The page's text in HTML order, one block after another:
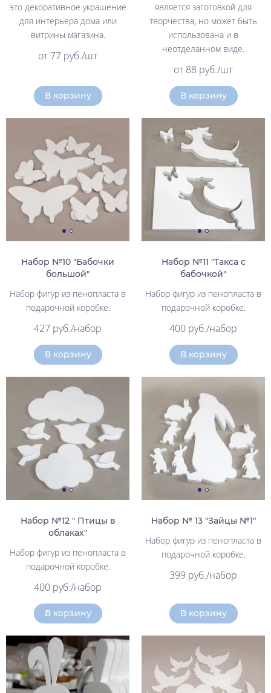
это декоративное украшение
для интерьера дома или
витрины магазина.
от 77 руб./шт
В корзину
является заготовкой для
творчества, но может быть
использована и в
неотделанном виде.
от 88 руб./шт
В корзину
Набор №10 "Бабочки
большой"
Набор фигур из пенопласта в
подарочной коробке.
427 руб./набор
В корзину
Набор №11 "Такса с
бабочкой"
Набор фигур из пенопласта в
подарочной коробке.
400 руб./набор
В корзину
Набор №12 " Птицы в
облаках"
Набор фигур из пенопласта в
подарочной коробке.
400 руб./набор
В корзину
Набор № 13 "Зайцы №1"
Набор фигур из пенопласта в
подарочной коробке.
399 руб./набор
В корзину